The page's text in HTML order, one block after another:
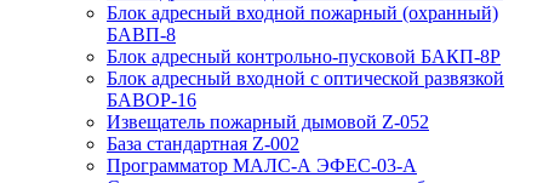
Блок адресный входной пожарный (охранный)
БАВП-8
Блок адресный контрольно-пусковой БАКП-8Р
Блок адресный входной с оптической развязкой
БАВОР-16
Извещатель пожарный дымовой Z-052
База стандартная Z-002
Программатор МАЛС-А ЭФЕС-03-А